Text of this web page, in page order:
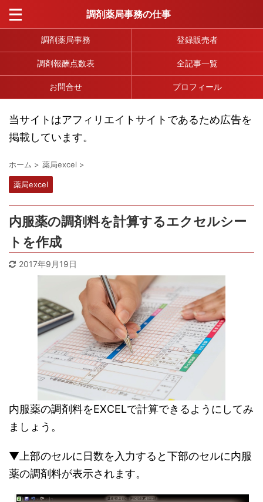
調剤薬局事務の仕事
調剤薬局事務 登録販売者
調剤報酬点数表 全記事一覧
お問合せ プロフィール
当サイトはアフィリエイトサイトであるため広告を
掲載しています。
ホーム > 薬局excel >
薬局excel
内服薬の調剤料を計算するエクセルシー
トを作成
2017年9月19日
内服薬の調剤料をEXCELで計算できるようにしてみ
ましょう。
▼上部のセルに日数を入力すると下部のセルに内服
薬の調剤料が表示されます。